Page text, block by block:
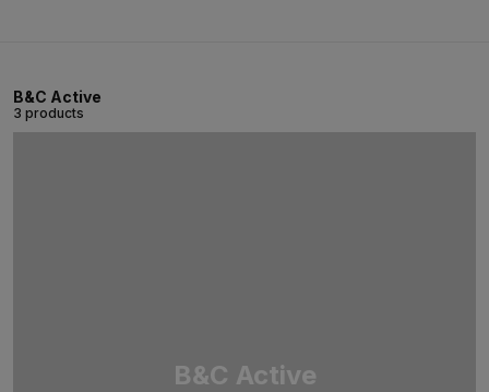
B&C Active
3 products
B&C Active